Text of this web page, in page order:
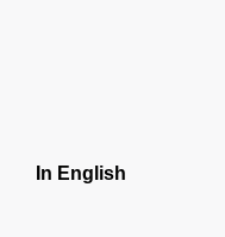
In English